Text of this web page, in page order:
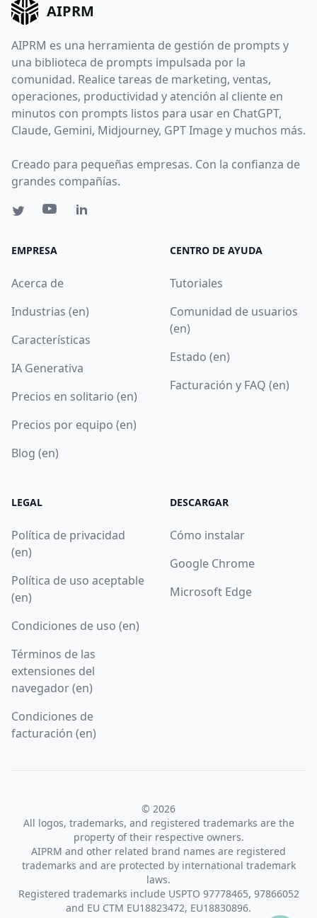
AIPRM
AIPRM es una herramienta de gestión de prompts y
una biblioteca de prompts impulsada por la
comunidad. Realice tareas de marketing, ventas,
operaciones, productividad y atención al cliente en
minutos con prompts listos para usar en ChatGPT,
Claude, Gemini, Midjourney, GPT Image y muchos más.
Creado para pequeñas empresas. Con la confianza de
grandes compañías.
EMPRESA
Acerca de
Industrias (en)
Características
IA Generativa
Precios en solitario (en)
Precios por equipo (en)
Blog (en)
CENTRO DE AYUDA
Tutoriales
Comunidad de usuarios
(en)
Estado (en)
Facturación y FAQ (en)
LEGAL
Política de privacidad
(en)
Política de uso aceptable
(en)
Condiciones de uso (en)
Términos de las
extensiones del
navegador (en)
Condiciones de
facturación (en)
DESCARGAR
Cómo instalar
Google Chrome
Microsoft Edge
© 2026
All logos, trademarks, and registered trademarks are the
property of their respective owners.
AIPRM and other related brand names are registered
trademarks and are protected by international trademark
laws.
Registered trademarks include USPTO 97778465, 97866052
and EU CTM EU18823472, EU18830896.